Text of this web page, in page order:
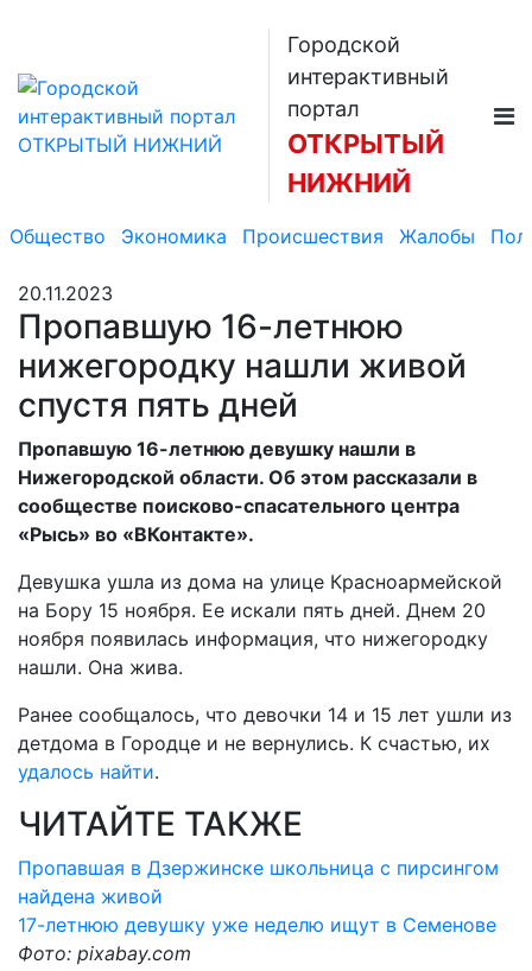
Городской
интерактивный
портал
ОТКРЫТЫЙ
НИЖНИЙ
Общество Экономика Происшествия Жалобы
20.11.2023
Пропавшую 16-летнюю
нижегородку нашли живой
спустя пять дней
Пропавшую 16-летнюю девушку нашли в
Нижегородской области. Об этом рассказали в
сообществе поисково-спасательного центра
«Рысь» во «ВКонтакте».
Девушка ушла из дома на улице Красноармейской
на Бору 15 ноября. Ее искали пять дней. Днем 20
ноября появилась информация, что нижегородку
нашли. Она жива.
Ранее сообщалось, что девочки 14 и 15 лет ушли из
детдома в Городце и не вернулись. К счастью, их
удалось найти.
ЧИТАЙТЕ ТАКЖЕ
Пропавшая в Дзержинске школьница с пирсингом
найдена живой
17-летнюю девушку уже неделю ищут в Семенове
Фото: pixabay.com